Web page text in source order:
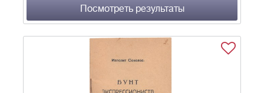
Посмотреть результаты